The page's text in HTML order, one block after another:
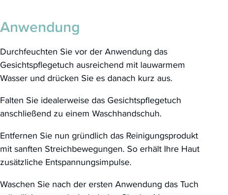
Anwendung
Durchfeuchten Sie vor der Anwendung das
Gesichtspflegetuch ausreichend mit lauwarmem
Wasser und drücken Sie es danach kurz aus.
Falten Sie idealerweise das Gesichtspflegetuch
anschließend zu einem Waschhandschuh.
Entfernen Sie nun gründlich das Reinigungsprodukt
mit sanften Streichbewegungen. So erhält Ihre Haut
zusätzliche Entspannungsimpulse.
Waschen Sie nach der ersten Anwendung das Tuch